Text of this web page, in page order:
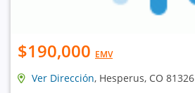
$190,000 EMV
Ver Dirección, Hesperus, CO 81326